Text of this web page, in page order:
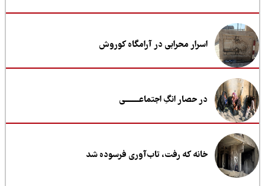
اسرار محرابی در آرامگاه کوروش
در حصار انگِ اجتماعــــــــی
خانه که رفت، تاب‌آوری فرسوده شد